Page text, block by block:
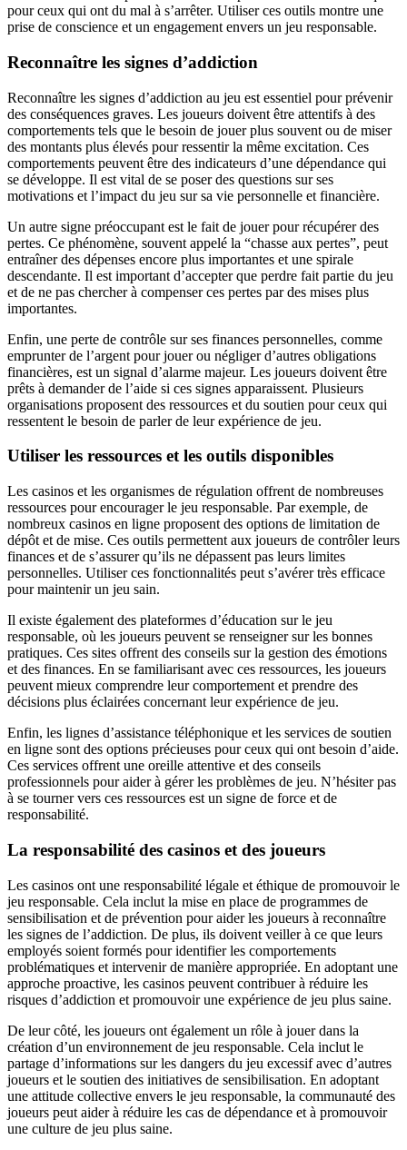
pour ceux qui ont du mal à s’arrêter. Utiliser ces outils montre une
prise de conscience et un engagement envers un jeu responsable.
Reconnaître les signes d’addiction
Reconnaître les signes d’addiction au jeu est essentiel pour prévenir
des conséquences graves. Les joueurs doivent être attentifs à des
comportements tels que le besoin de jouer plus souvent ou de miser
des montants plus élevés pour ressentir la même excitation. Ces
comportements peuvent être des indicateurs d’une dépendance qui
se développe. Il est vital de se poser des questions sur ses
motivations et l’impact du jeu sur sa vie personnelle et financière.
Un autre signe préoccupant est le fait de jouer pour récupérer des
pertes. Ce phénomène, souvent appelé la “chasse aux pertes”, peut
entraîner des dépenses encore plus importantes et une spirale
descendante. Il est important d’accepter que perdre fait partie du jeu
et de ne pas chercher à compenser ces pertes par des mises plus
importantes.
Enfin, une perte de contrôle sur ses finances personnelles, comme
emprunter de l’argent pour jouer ou négliger d’autres obligations
financières, est un signal d’alarme majeur. Les joueurs doivent être
prêts à demander de l’aide si ces signes apparaissent. Plusieurs
organisations proposent des ressources et du soutien pour ceux qui
ressentent le besoin de parler de leur expérience de jeu.
Utiliser les ressources et les outils disponibles
Les casinos et les organismes de régulation offrent de nombreuses
ressources pour encourager le jeu responsable. Par exemple, de
nombreux casinos en ligne proposent des options de limitation de
dépôt et de mise. Ces outils permettent aux joueurs de contrôler leurs
finances et de s’assurer qu’ils ne dépassent pas leurs limites
personnelles. Utiliser ces fonctionnalités peut s’avérer très efficace
pour maintenir un jeu sain.
Il existe également des plateformes d’éducation sur le jeu
responsable, où les joueurs peuvent se renseigner sur les bonnes
pratiques. Ces sites offrent des conseils sur la gestion des émotions
et des finances. En se familiarisant avec ces ressources, les joueurs
peuvent mieux comprendre leur comportement et prendre des
décisions plus éclairées concernant leur expérience de jeu.
Enfin, les lignes d’assistance téléphonique et les services de soutien
en ligne sont des options précieuses pour ceux qui ont besoin d’aide.
Ces services offrent une oreille attentive et des conseils
professionnels pour aider à gérer les problèmes de jeu. N’hésiter pas
à se tourner vers ces ressources est un signe de force et de
responsabilité.
La responsabilité des casinos et des joueurs
Les casinos ont une responsabilité légale et éthique de promouvoir le
jeu responsable. Cela inclut la mise en place de programmes de
sensibilisation et de prévention pour aider les joueurs à reconnaître
les signes de l’addiction. De plus, ils doivent veiller à ce que leurs
employés soient formés pour identifier les comportements
problématiques et intervenir de manière appropriée. En adoptant une
approche proactive, les casinos peuvent contribuer à réduire les
risques d’addiction et promouvoir une expérience de jeu plus saine.
De leur côté, les joueurs ont également un rôle à jouer dans la
création d’un environnement de jeu responsable. Cela inclut le
partage d’informations sur les dangers du jeu excessif avec d’autres
joueurs et le soutien des initiatives de sensibilisation. En adoptant
une attitude collective envers le jeu responsable, la communauté des
joueurs peut aider à réduire les cas de dépendance et à promouvoir
une culture de jeu plus saine.